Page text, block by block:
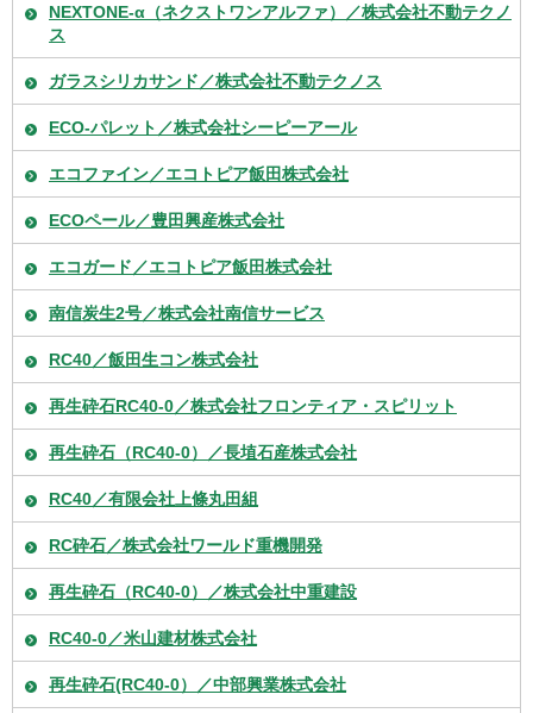
NEXTONE-α（ネクストワンアルファ）／株式会社不動テクノ
ス
ガラスシリカサンド／株式会社不動テクノス
ECO-パレット／株式会社シーピーアール
エコファイン／エコトピア飯田株式会社
ECOペール／豊田興産株式会社
エコガード／エコトピア飯田株式会社
南信炭生2号／株式会社南信サービス
RC40／飯田生コン株式会社
再生砕石RC40-0／株式会社フロンティア・スピリット
再生砕石（RC40-0）／長埴石産株式会社
RC40／有限会社上條丸田組
RC砕石／株式会社ワールド重機開発
再生砕石（RC40-0）／株式会社中重建設
RC40-0／米山建材株式会社
再生砕石(RC40-0）／中部興業株式会社